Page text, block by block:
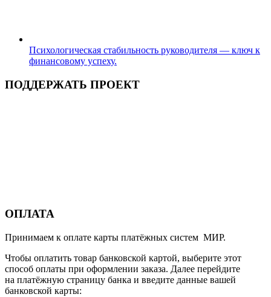
Психологическая стабильность руководителя — ключ к
финансовому успеху.
ПОДДЕРЖАТЬ ПРОЕКТ
ОПЛАТА
Принимаем к оплате карты платёжных систем МИР.
Чтобы оплатить товар банковской картой, выберите этот
способ оплаты при оформлении заказа. Далее перейдите
на платёжную страницу банка и введите данные вашей
банковской карты: